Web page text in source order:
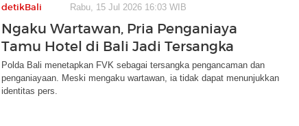
detikBali Rabu, 15 Jul 2026 16:03 WIB
Ngaku Wartawan, Pria Penganiaya
Tamu Hotel di Bali Jadi Tersangka
Polda Bali menetapkan FVK sebagai tersangka pengancaman dan
penganiayaan. Meski mengaku wartawan, ia tidak dapat menunjukkan
identitas pers.